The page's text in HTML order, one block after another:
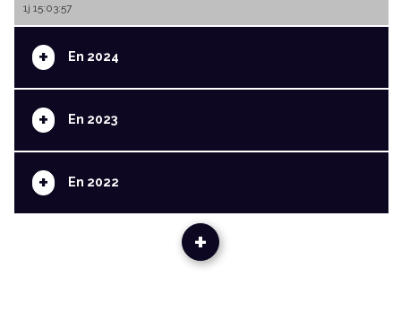
1j 15:03:57
+ En 2024
+ En 2023
+ En 2022
+